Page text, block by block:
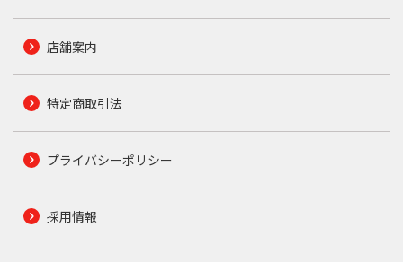
店舗案内
特定商取引法
プライバシーポリシー
採用情報